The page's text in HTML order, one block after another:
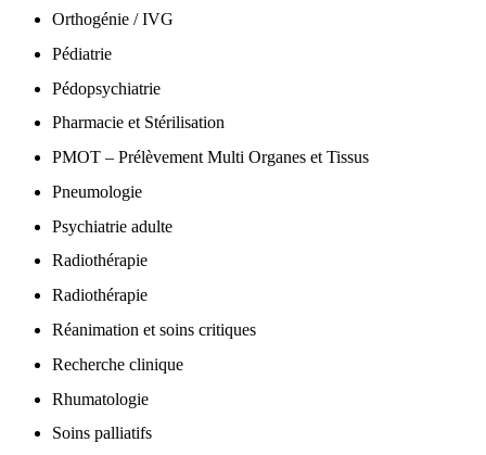
Orthogénie / IVG
Pédiatrie
Pédopsychiatrie
Pharmacie et Stérilisation
PMOT – Prélèvement Multi Organes et Tissus
Pneumologie
Psychiatrie adulte
Radiothérapie
Radiothérapie
Réanimation et soins critiques
Recherche clinique
Rhumatologie
Soins palliatifs